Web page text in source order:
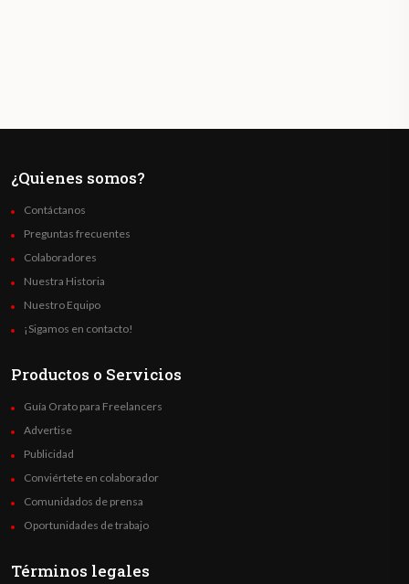
¿Quienes somos?
Contáctanos
Preguntas frecuentes
Colaboradores
Nuestra Historia
Nuestro Equipo
¡Sigamos en contacto!
Productos o Servicios
Guía Orato para Freelancers
Advertise
Publicidad
Conviértete en colaborador
Comunidados de prensa
Oportunidades de trabajo
Términos legales